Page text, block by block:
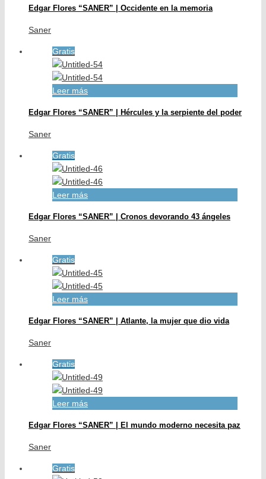
Edgar Flores “SANER” | Occidente en la memoria
Saner
Gratis
Leer más
Edgar Flores “SANER” | Hércules y la serpiente del poder
Saner
Gratis
Leer más
Edgar Flores “SANER” | Cronos devorando 43 ángeles
Saner
Gratis
Leer más
Edgar Flores “SANER” | Atlante, la mujer que dio vida
Saner
Gratis
Leer más
Edgar Flores “SANER” | El mundo moderno necesita paz
Saner
Gratis